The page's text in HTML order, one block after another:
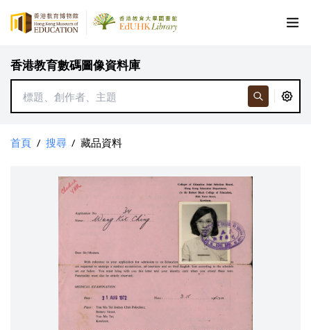
香港教育數碼圖像資料庫
首頁 / 搜尋 / 藏品資料